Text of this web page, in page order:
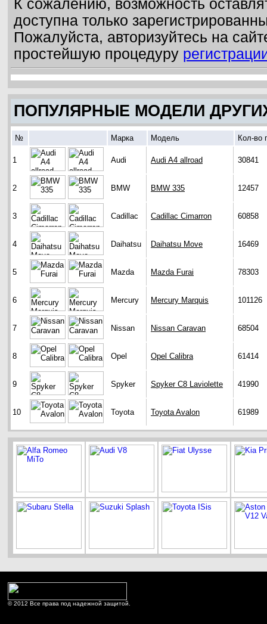
К сожалению, возможность
доступна только
Пожалуйста, авторизуйтесь на
простейшую процедуру
ПОПУЛЯРНЫЕ МОДЕЛИ
№ Марка Модель Кол-во
1 Audi Audi A4 allroad 30841
2 BMW BMW 335 12457
3 Cadillac Cadillac Cimarron 60858
4 Daihatsu Daihatsu Move 16469
5 Mazda Mazda Furai 78303
6 Mercury Mercury Marquis 101126
7 Nissan Nissan Caravan 68504
8 Opel Opel Calibra 61414
9 Spyker Spyker C8 Laviolette 41990
10 Toyota Toyota Avalon 61989
© 2012 Все права под надежной защитой.